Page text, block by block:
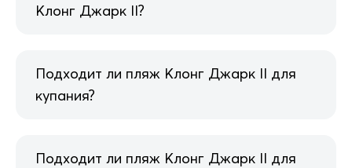
Клонг Джарк II?
Подходит ли пляж Клонг Джарк II для
купания?
Подходит ли пляж Клонг Джарк II для